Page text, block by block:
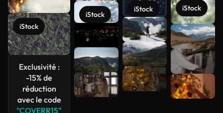
iStock
Exclusivité :
-15% de
réduction
avec le code
"COVERR15"
iStock
iStock iStock
Voir plus